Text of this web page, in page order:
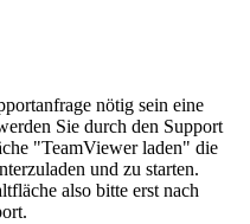
nötig sein eine
Sie durch den Support
"TeamViewer laden" die
und zu starten.
also bitte erst nach